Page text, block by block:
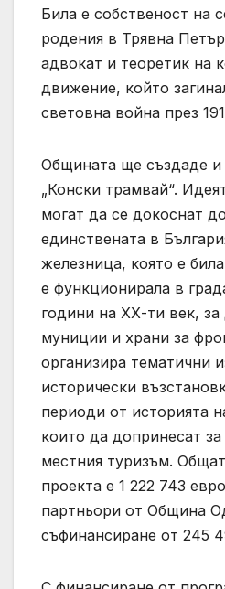
Била е собственост на
родения в Трявна
адвокат и теоретик на
движение, който
световна война през
Общината ще създаде и
„Конски трамвай“.
могат да се докоснат
единствената в
железница, която е
е функционирала в
години на ХХ-ти век,
муниции и храни за
организира тематични
исторически
периоди от историята
които да допринесат
местния туризъм.
проекта е 1 222 743
партньори от Община
съфинансиране от 245